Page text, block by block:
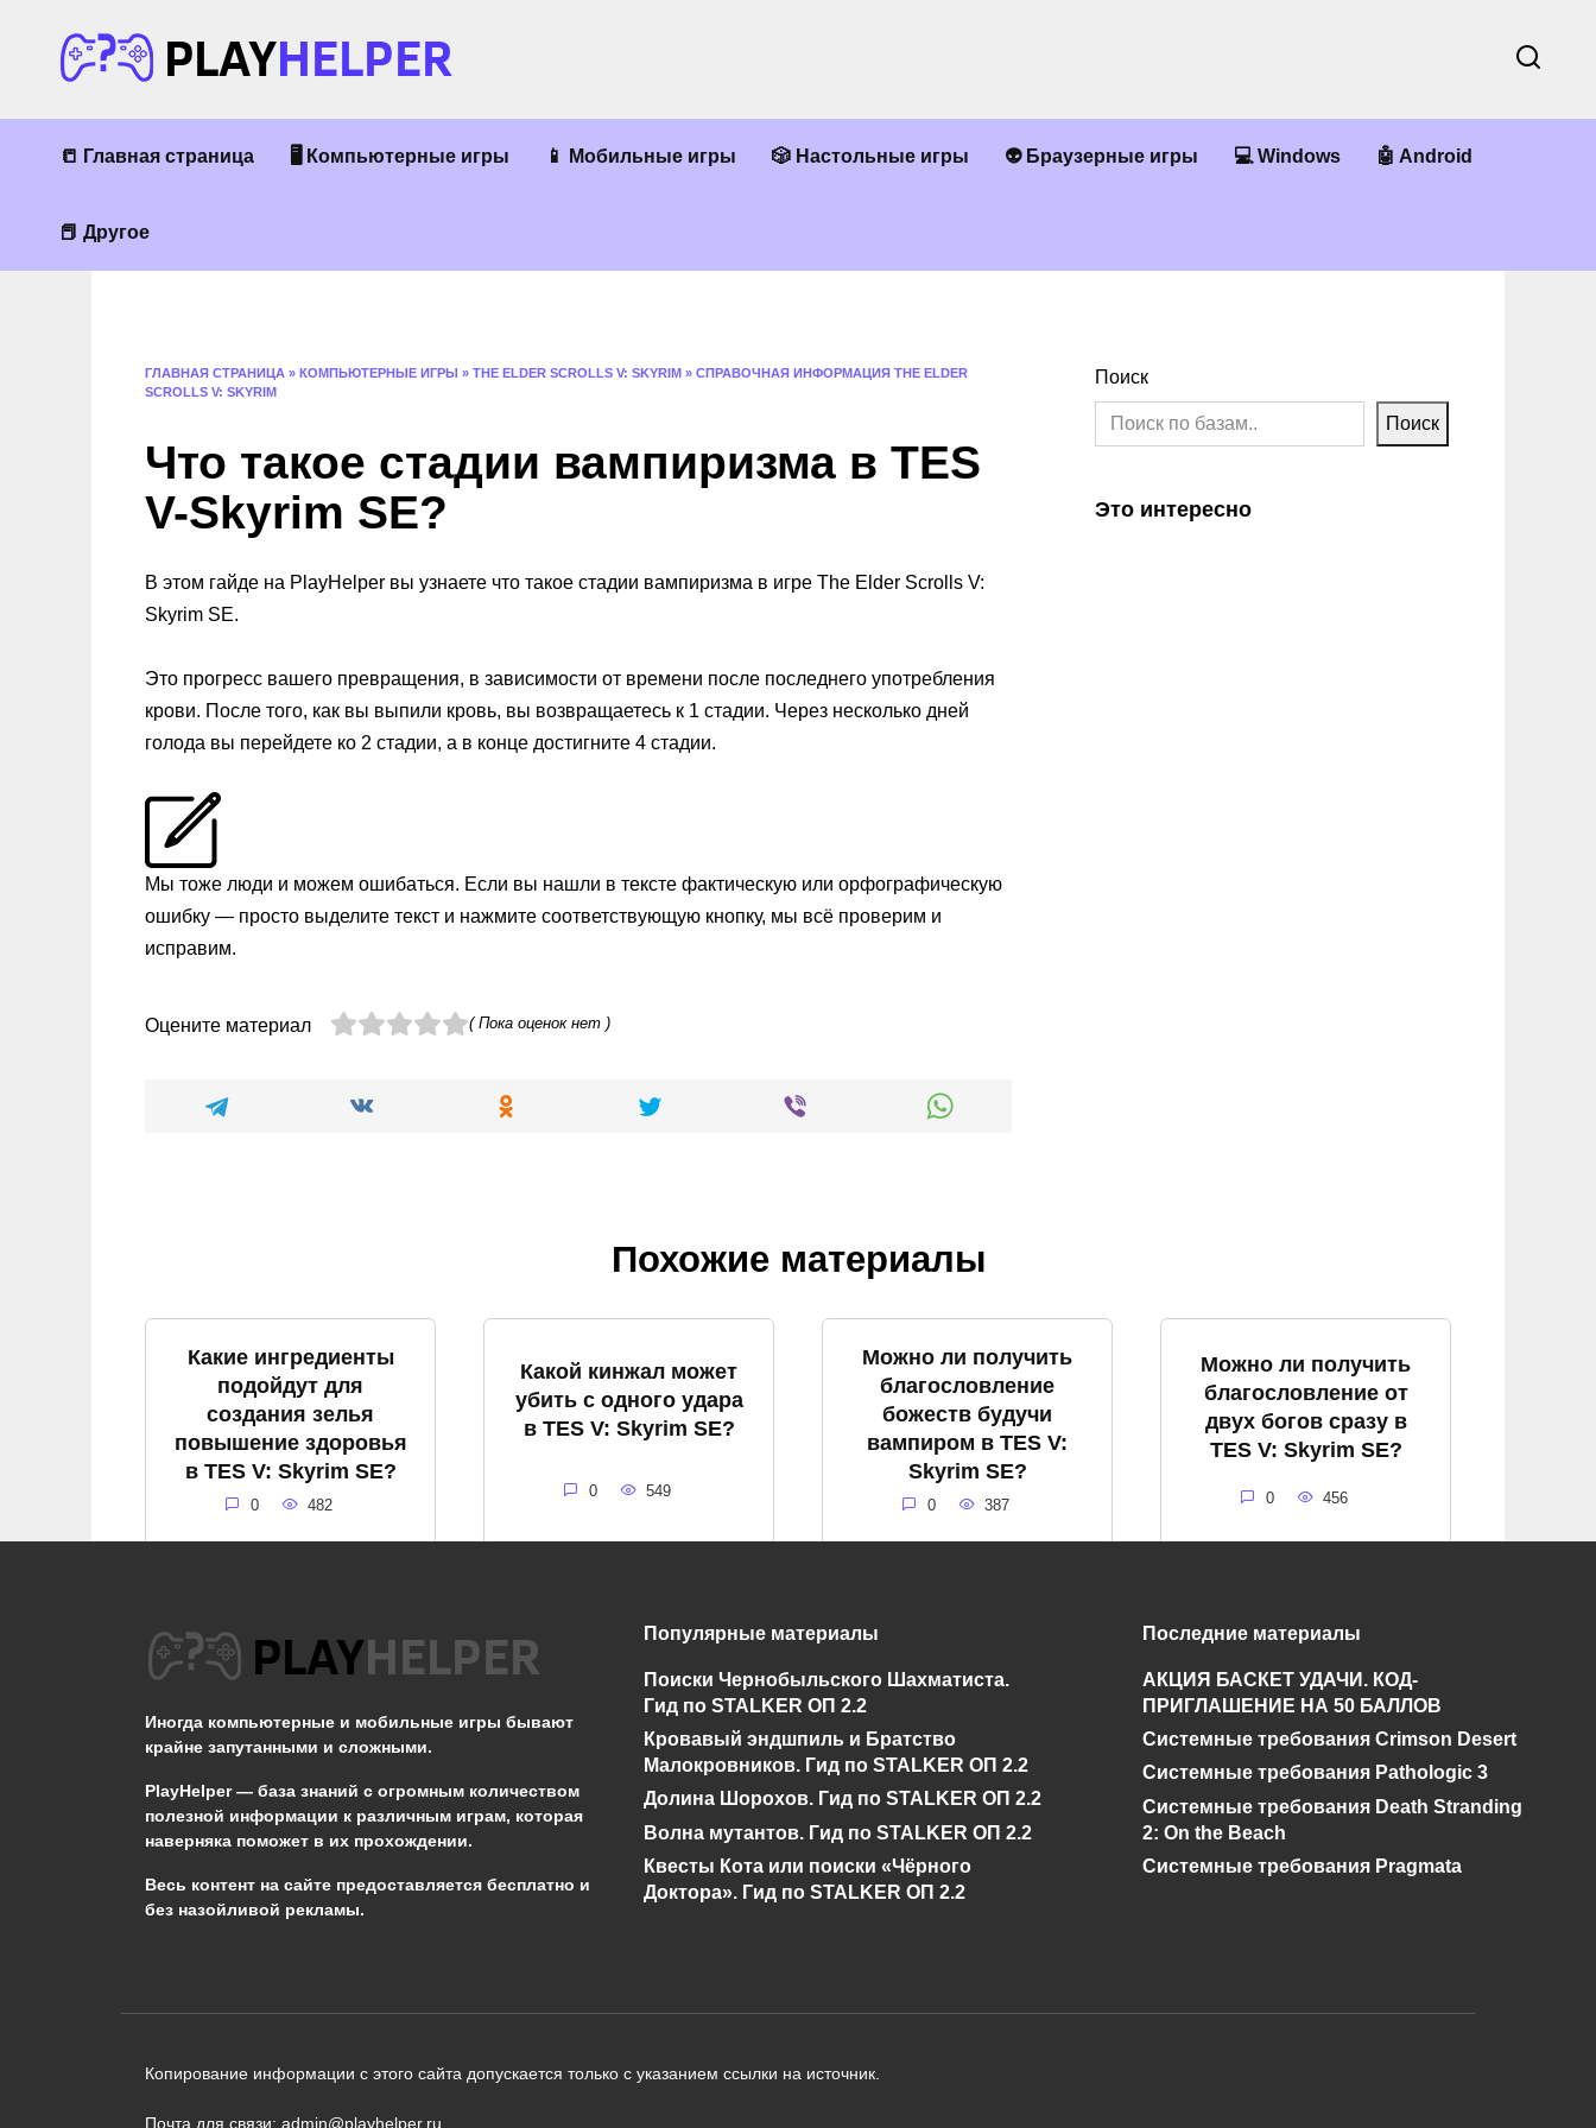
содержанию
📒 Главная страница 🖥 Компьютерные игры 📱 Мобильные игры 🎲 Настольные игры 👽 Браузерные игры 💻 Windows 🤖 Android
📕 Другое
ГЛАВНАЯ СТРАНИЦА » КОМПЬЮТЕРНЫЕ ИГРЫ » THE ELDER SCROLLS V: SKYRIM » СПРАВОЧНАЯ ИНФОРМАЦИЯ THE ELDER
SCROLLS V: SKYRIM
Что такое стадии вампиризма в ТES
V-Skyrim SE?
В этом гайде на PlayHelper вы узнаете что такое стадии вампиризма в игре The Elder Scrolls V:
Skyrim SE.
Это прогресс вашего превращения, в зависимости от времени после последнего употребления
крови. После того, как вы выпили кровь, вы возвращаетесь к 1 стадии. Через несколько дней
голода вы перейдете ко 2 стадии, а в конце достигните 4 стадии.
Мы тоже люди и можем ошибаться. Если вы нашли в тексте фактическую или орфографическую
ошибку — просто выделите текст и нажмите соответствующую кнопку, мы всё проверим и
исправим.
Оцените материал ( Пока оценок нет )
Поиск
Поиск
Это интересно
Похожие материалы
Какие ингредиенты
подойдут для
создания зелья
повышение здоровья
в TES V: Skyrim SE?
0 482
Какой кинжал может
убить с одного удара
в TES V: Skyrim SE?
0 549
Можно ли получить
благословление
божеств будучи
вампиром в TES V:
Skyrim SE?
0 387
Можно ли получить
благословление от
двух богов сразу в
TES V: Skyrim SE?
0 456
Можно ли взять
благословение двух
TES V: Skyrim SE?
0 519
Где найти камни
хранители в TES V:
Skyrim SE?
548
Сколько всего камней
хранителей в TES V:
0
Как получить
зачарование в TES V:
Skyrim SE?
0 574
Иногда компьютерные и мобильные игры бывают
крайне запутанными и сложными.
PlayHelper — база знаний с огромным количеством
полезной информации к различным играм, которая
наверняка поможет в их прохождении.
Весь контент на сайте предоставляется бесплатно и
без назойливой рекламы.
Популярные материалы
Поиски Чернобыльского Шахматиста.
Гид по STALKER ОП 2.2
Кровавый эндшпиль и Братство
Малокровников. Гид по STALKER ОП 2.2
Долина Шорохов. Гид по STALKER ОП 2.2
Волна мутантов. Гид по STALKER ОП 2.2
Квесты Кота или поиски «Чёрного
Доктора». Гид по STALKER ОП 2.2
Последние материалы
АКЦИЯ БАСКЕТ УДАЧИ. КОД-
ПРИГЛАШЕНИЕ НА 50 БАЛЛОВ
Системные требования Crimson Desert
Системные требования Pathologic 3
Системные требования Death Stranding
2: On the Beach
Системные требования Pragmata
Копирование информации с этого сайта допускается только с указанием ссылки на источник.
Почта для связи: admin@playhelper.ru
Сообщить об ошибке